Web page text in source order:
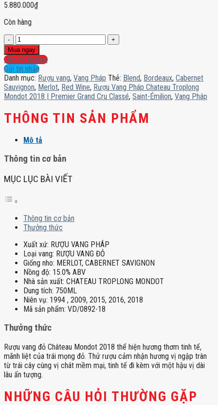
5.880.000₫
Còn hàng
Rượu
Vang
Pháp
Chateau
Troplong
Mondot
2018
|
Premier
Grand
Classé
lượng
Mua ngay
Liên hệ hotline
Gửi tin nhắn
Danh mục: Rượu vang, Vang Pháp Thẻ: Blend, Bordeaux, Cabernet
Sauvignon, Merlot, Red Wine, Rượu Vang Pháp Chateau Troplong
Mondot 2018 | Premier Grand Cru Classé, Saint-Émilion, Vang Pháp
THÔNG TIN SẢN PHẨM
Mô tả
Thông tin cơ bản
MỤC LỤC BÀI VIẾT
Thông tin cơ bản
Thưởng thức
Xuất xứ: RƯỢU VANG PHÁP
Loại vang: RƯỢU VANG ĐỎ
Giống nho: MERLOT, CABERNET SAVIGNON
Nồng độ: 15.0% ABV
Nhà sản xuất: CHATEAU TROPLONG MONDOT
Dung tích: 750ML
Niên vụ: 1994 , 2009, 2015, 2016, 2018
Mã sản phẩm: VD/0892-18
Thưởng thức
Rượu vang đỏ Château Mondot 2018 thể hiện hương thơm tinh tế,
mãnh liệt của trái mọng đỏ. Thử rượu cảm nhận hương vị ngập tràn
từ trái cây cùng vị chát mềm mại, tinh tế đi kèm với một hậu vị dài
lâu ấn tượng.
NHỮNG CÂU HỎI THƯỜNG GẶP